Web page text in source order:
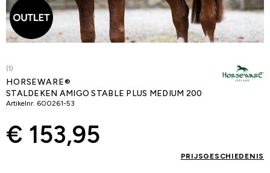
(1)
HORSEWARE®
STALDEKEN AMIGO STABLE PLUS MEDIUM 200
Artikelnr. 600261-53
€ 153,95
PRIJSGESCHIEDENIS